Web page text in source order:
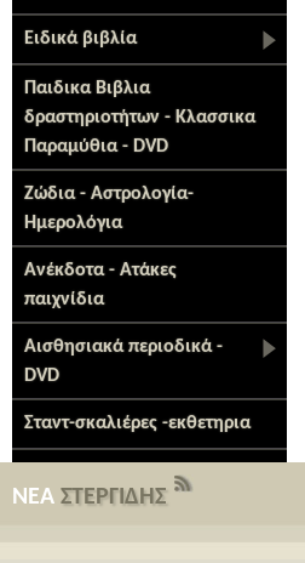
Ειδικά βιβλία
Παιδικα Βιβλια
δραστηριοτήτων - Κλασσικα
Παραμύθια - DVD
Ζώδια - Αστρολογία-
Ημερολόγια
Ανέκδοτα - Ατάκες
παιχνίδια
Αισθησιακά περιοδικά -
DVD
Σταντ-σκαλιέρες -εκθετηρια
ΝΕΑ ΣΤΕΡΓΙΔΗΣ